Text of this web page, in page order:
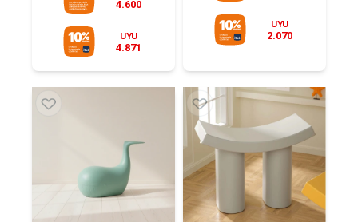
4.600
UYU
4.871
UYU
2.070